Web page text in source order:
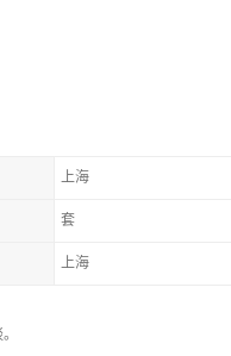
上海
套
上海